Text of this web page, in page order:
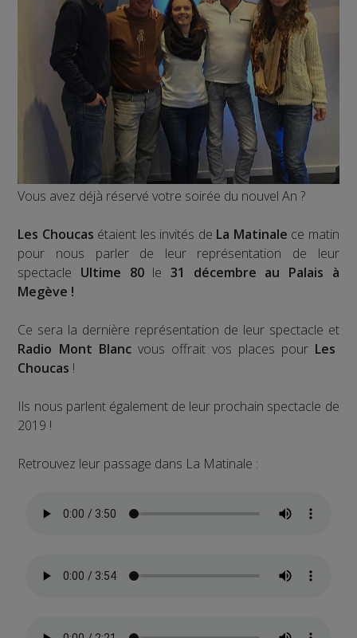
Vous avez déjà réservé votre soirée du nouvel An ?
Les Choucas étaient les invités de La Matinale ce matin
pour nous parler de leur représentation de leur
spectacle Ultime 80le31 décembre au Palais à
Megève !
Ce sera la dernière représentation de leur spectacle et
Radio Mont Blancvous offrait vos places pour Les
Choucas !
Ils nous parlent également de leur prochain spectacle de
2019 !
Retrouvez leur passage dans La Matinale :